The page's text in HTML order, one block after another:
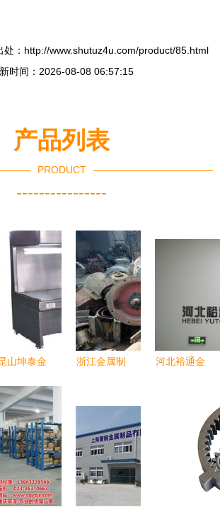
处：http://www.shutuz4u.com/product/85.html
时间：2026-08-08 06:57:15
产品列表
PRODUCT
----------------
山坤泰金
射加工引
厨房用品
新风尚
浙江金属制
脉 服装设
备与图片信
息的三元共
振
河北裕通金
造厨房用品
的品质之选